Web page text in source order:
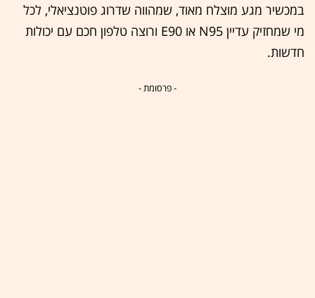
במכשיר מגע מוצלח מאוד, שמהווה שדרוג פוטנציאלי, לכל
מי שמחזיק עדיין N95 או E90 ורוצה טלפון חכם עם יכולות
חדשות.
- פרסומת -